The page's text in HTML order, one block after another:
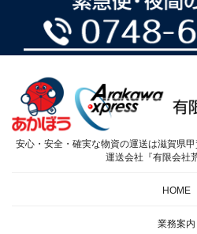
安心・安全・確実な物資の運送は滋賀県
運送会社『有限会社
HOME
業務案内